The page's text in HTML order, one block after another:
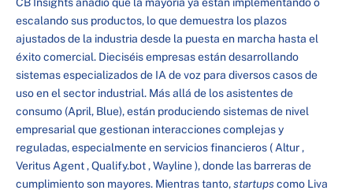
escalando sus productos, lo que demuestra los plazos
ajustados de la industria desde la puesta en marcha hasta el
éxito comercial. Dieciséis empresas están desarrollando
sistemas especializados de IA de voz para diversos casos de
uso en el sector industrial. Más allá de los asistentes de
consumo (April, Blue), están produciendo sistemas de nivel
empresarial que gestionan interacciones complejas y
reguladas, especialmente en servicios financieros ( Altur ,
Veritus Agent , Qualify.bot , Wayline ), donde las barreras de
cumplimiento son mayores. Mientras tanto,startupscomo Liva